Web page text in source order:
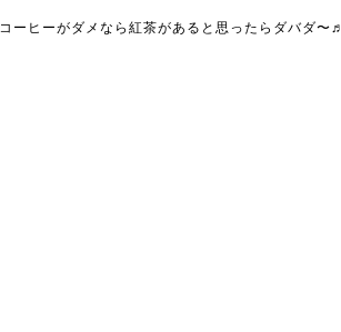
コーヒーがダメなら紅茶があると思ったらダバダ〜♬